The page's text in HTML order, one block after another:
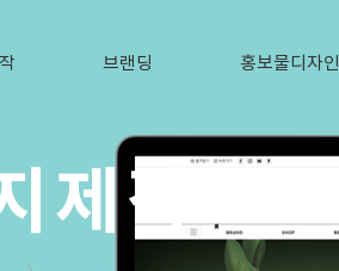
브랜딩 홍보물디자인
제작